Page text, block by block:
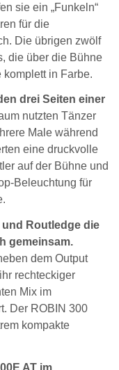
sie ein „Funkeln“
für die
Die übrigen zwölf
die über die Bühne
in Farbe.
drei Seiten einer
nutzten Tänzer
Male während
eine druckvolle
auf der Bühne und
Beleuchtung für
Routledge die
gemeinsam.
dem Output
rechteckiger
Mix im
Der ROBIN 300
kompakte
AT im